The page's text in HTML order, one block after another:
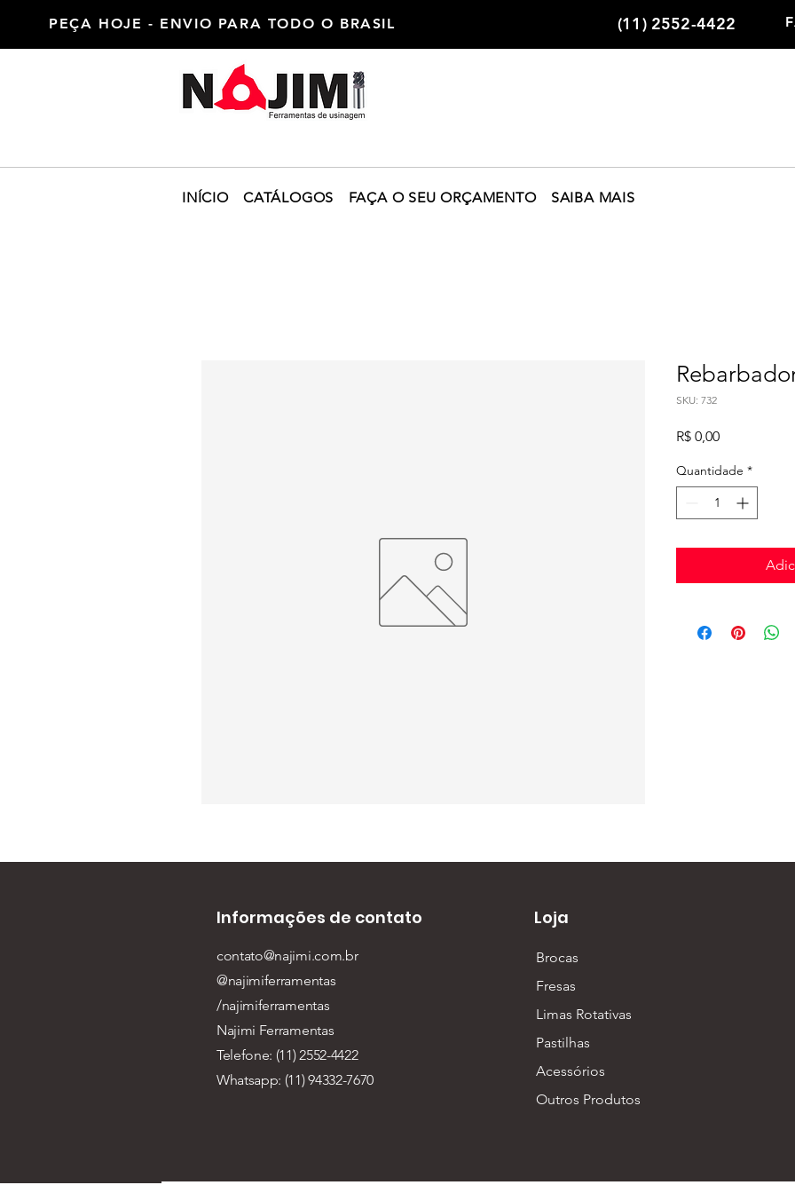
PEÇA HOJE - ENVIO PARA TODO O BRASIL (11) 2552-4422
INÍCIO CATÁLOGOS FAÇA O SEU ORÇAMENTO SAIBA MAIS
SKU: 732
R$ 0,00Preço
Quantidade *
Informações de contato
contato@najimi.com.br
@najimiferramentas
/najimiferramentas
Najimi Ferramentas
Telefone: (11) 2552-4422
Whatsapp: (11) 94332-7670
Loja
Brocas
Fresas
Limas Rotativas
Pastilhas
Acessórios
Outros Produtos